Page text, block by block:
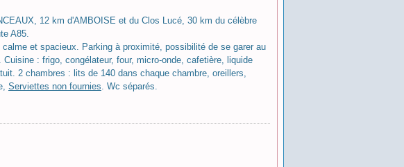
12 km d'AMBOISE et du Clos Lucé, 30 km du célèbre
A85.
et spacieux. Parking à proximité, possibilité de se garer au
: frigo, congélateur, four, micro-onde, cafetière, liquide
2 chambres : lits de 140 dans chaque chambre, oreillers,
Serviettes non fournies . Wc séparés.